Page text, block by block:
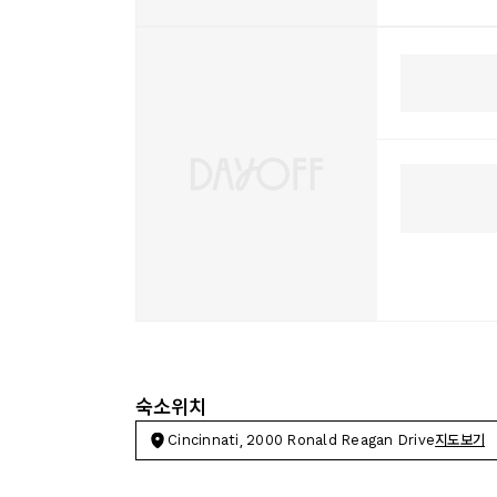
숙소위치
Cincinnati, 2000 Ronald Reagan Drive지도보기